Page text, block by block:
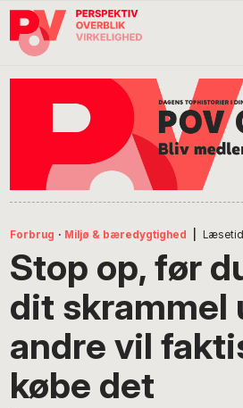
Gå
direkte
Skip
indhold
Gå
direkte
Forbrug · Miljø & bæredygtighed Læsetid
Stop op, før
dit skrammel
andre vil
købe det